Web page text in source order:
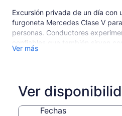
Excursión privada de un día con
furgoneta Mercedes Clase V
personas. Conductores
confiables que también sirven
el día, siempre con modales de
Ver más
Ver
Fechas